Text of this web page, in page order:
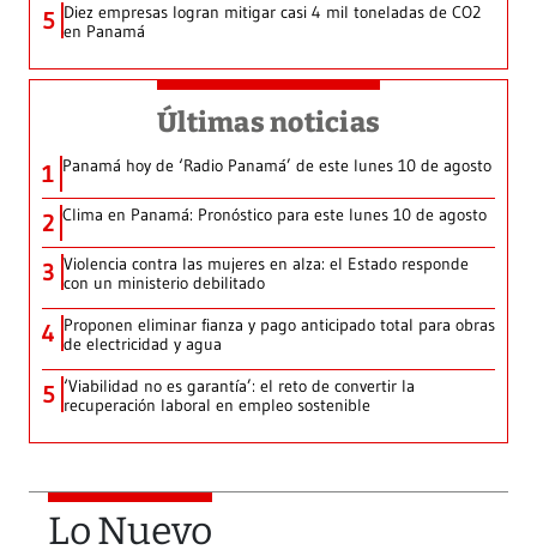
5 Diez empresas logran mitigar casi 4 mil toneladas de CO2
en Panamá
Últimas noticias
1 Panamá hoy de ‘Radio Panamá’ de este lunes 10 de agosto
2 Clima en Panamá: Pronóstico para este lunes 10 de agosto
3 Violencia contra las mujeres en alza: el Estado responde
con un ministerio debilitado
4 Proponen eliminar fianza y pago anticipado total para obras
de electricidad y agua
5 ‘Viabilidad no es garantía’: el reto de convertir la
recuperación laboral en empleo sostenible
Lo Nuevo